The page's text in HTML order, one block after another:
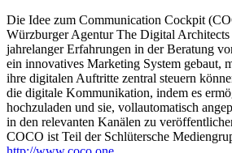
Die Idee zum Communication Cockpit
Würzburger Agentur The Digital
jahrelanger Erfahrungen in der Beratung
ein innovatives Marketing System gebaut,
ihre digitalen Auftritte zentral steuern
die digitale Kommunikation, indem es
hochzuladen und sie, vollautomatisch
in den relevanten Kanälen zu
COCO ist Teil der Schlütersche